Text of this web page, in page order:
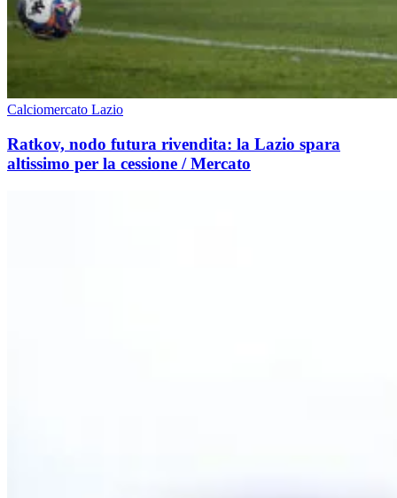
Calciomercato Lazio
Ratkov, nodo futura rivendita: la Lazio spara
altissimo per la cessione / Mercato